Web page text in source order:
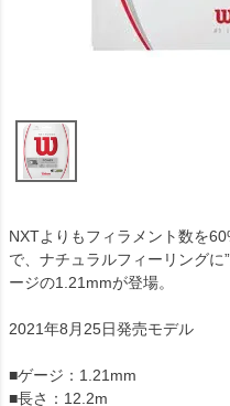
NXTよりもフィラメント数を
で、ナチュラルフィーリング
ージの1.21mmが登場。
2021年8月25日発売モデル
■ゲージ：1.21mm
■長さ：12.2m